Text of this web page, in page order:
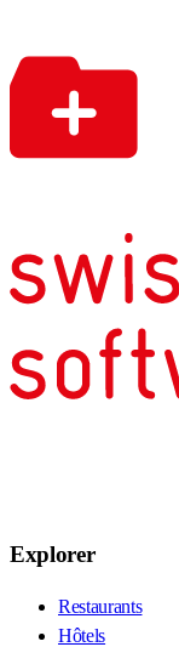
Explorer
Restaurants
Hôtels